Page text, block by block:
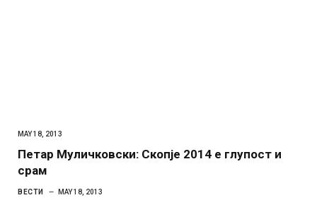
MAY 18, 2013
Петар Муличковски: Скопје 2014 е глупост и
срам
ВЕСТИ MAY 18, 2013